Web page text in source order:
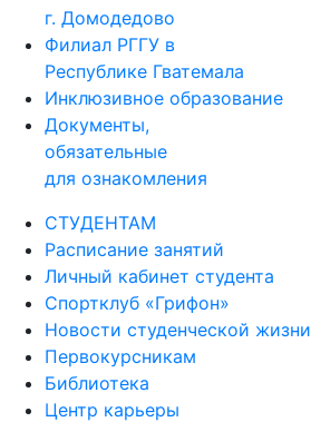
г. Домодедово
Филиал РГГУ в
Республике Гватемала
Инклюзивное образование
Документы,
обязательные
для ознакомления
СТУДЕНТАМ
Расписание занятий
Личный кабинет студента
Спортклуб «Грифон»
Новости студенческой жизни
Первокурсникам
Библиотека
Центр карьеры